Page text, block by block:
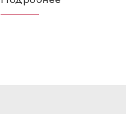
Современный ресторан